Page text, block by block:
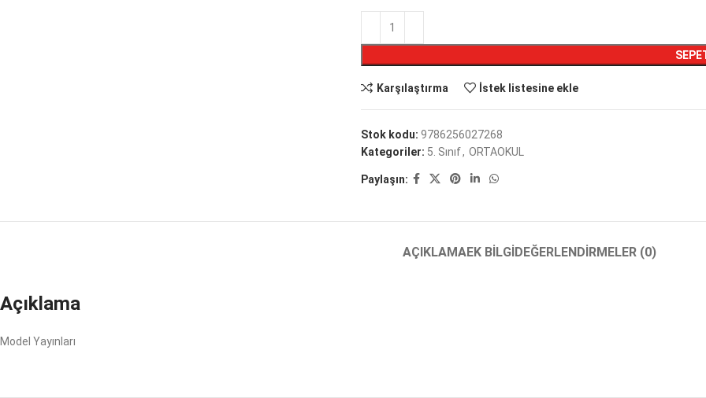
Karşılaştırma İstek listesine ekle
Stok kodu: 9786256027268
Kategoriler: 5. Sınıf, ORTAOKUL
Paylaşın:
AÇIKLAMAEK BILGIDEĞERLENDIRMELER (0)
Açıklama
Model Yayınları